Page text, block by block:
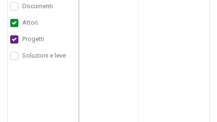
Documenti
Attori
Progetti
Soluzioni e leve